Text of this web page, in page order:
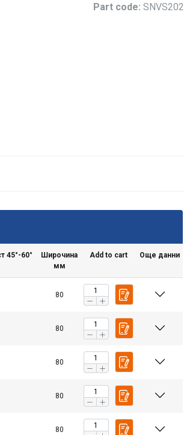
Part code: SNVS202
45°-60°
Широчина
мм
Add to cart Още данни
80
80
80
80
80